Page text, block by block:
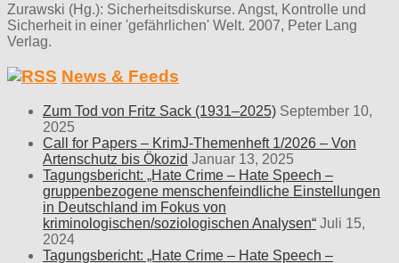
Zurawski (Hg.): Sicherheitsdiskurse. Angst, Kontrolle und
Sicherheit in einer 'gefährlichen' Welt. 2007, Peter Lang
Verlag.
News & Feeds
Zum Tod von Fritz Sack (1931–2025) September 10,
2025
Call for Papers – KrimJ-Themenheft 1/2026 – Von
Artenschutz bis Ökozid Januar 13, 2025
Tagungsbericht: „Hate Crime – Hate Speech –
gruppenbezogene menschenfeindliche Einstellungen
in Deutschland im Fokus von
kriminologischen/soziologischen Analysen“ Juli 15,
2024
Tagungsbericht: „Hate Crime – Hate Speech –